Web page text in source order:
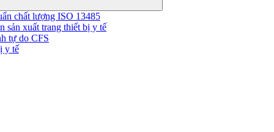
chất lượng ISO 13485
sản xuất trang thiết bị y tế
tự do CFS
y tế